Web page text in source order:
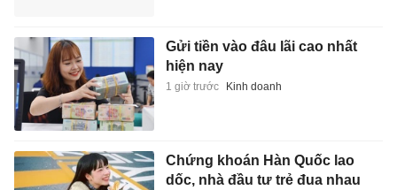
Gửi tiền vào đâu lãi cao nhất
hiện nay
1 giờ trước Kinh doanh
Chứng khoán Hàn Quốc lao
dốc, nhà đầu tư trẻ đua nhau